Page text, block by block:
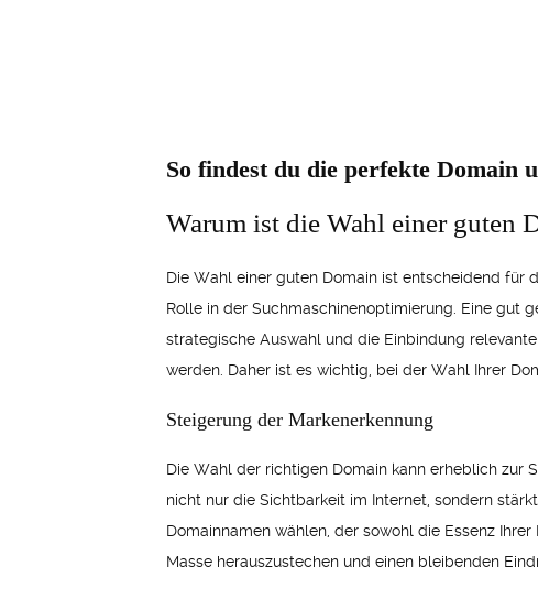
So findest du die perfekte Domain
Warum ist die Wahl einer guten
Die Wahl einer guten Domain ist entscheidend für
Rolle in der Suchmaschinenoptimierung. Eine gut
strategische Auswahl und die Einbindung
werden. Daher ist es wichtig, bei der Wahl Ihrer
Steigerung der Markenerkennung
Die Wahl der richtigen Domain kann erheblich zur
nicht nur die Sichtbarkeit im Internet, sondern
Domainnamen wählen, der sowohl die Essenz
Masse herauszustechen und einen bleibenden